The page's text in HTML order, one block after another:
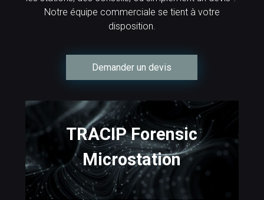
Notre équipe commerciale se tient à votre
disposition.
Demander un devis
TRACIP Forensic
Microstation